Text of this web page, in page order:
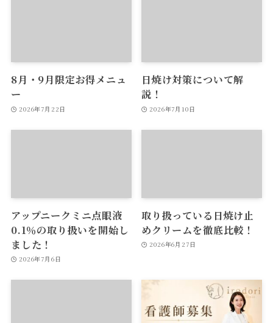
8月・9月限定お得メニュ
ー
2026年7月22日
日焼け対策について解
説！
2026年7月10日
アップニークミニ点眼液
0.1％の取り扱いを開始し
ました！
2026年7月6日
取り扱っている日焼け止
めクリームを徹底比較！
2026年6月27日